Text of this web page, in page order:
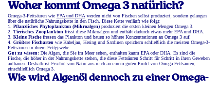
Woher kommt Omega 3 natürlich?
Omega-3-Fettsäuren wie EPA und DHA werden nicht von Fischen selbst produziert, sondern gelangen
über die natürliche Nahrungskette in den Fisch. Diese Kette verläuft wie folgt:
1. Pflanzliches Phytoplankton (Mikroalgen) produziert die ersten kleinen Mengen Omega 3.
2. Tierisches Zooplankton frisst diese Mikroalgen und enthält dadurch etwas mehr EPA und DHA.
3. Kleine Fischefressen das Plankton und bauen so höhere Konzentrationen an Omega 3 auf.
4. Größere Fischarten wie Kabeljau, Hering und Sardinen speichern schließlich die meisten Omega-3-
Fettsäuren in ihrem Fettgewebe.
Gut zu wissen: Die Algen, die Sie im Meer sehen, enthalten kaum EPA oder DHA. Es sind die
Fische, die höher in der Nahrungskette stehen, die diese Fettsäuren Schritt für Schritt in ihren Geweben
aufbauen. Deshalb ist Fischöl von Natur aus reich an einem guten Profil von Omega-Fettsäuren,
einschließlich Omega 3.
Wie wird Algenöl dennoch zu einer Omega-